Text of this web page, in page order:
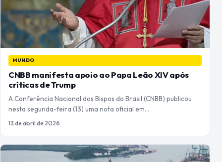
MUNDO
CNBB manifesta apoio ao Papa Leão XIV após
críticas de Trump
A Conferência Nacional dos Bispos do Brasil (CNBB) publicou
nesta segunda-feira (13) uma nota oficial em…
13 de abril de 2026